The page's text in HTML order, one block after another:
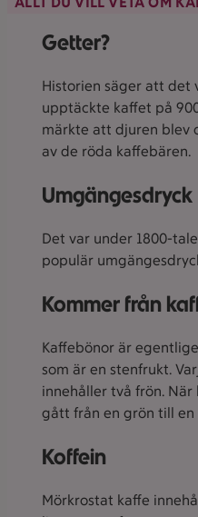
Getter?
Historien säger att det
upptäckte kaffet på
märkte att djuren blev
av de röda kaffebären.
Umgängesdryck
Det var under 1800-
populär
Kommer från
Kaffebönor är
som är en stenfrukt.
innehåller två frön.
gått från en grön till en
Koffein
Mörkrostat kaffe